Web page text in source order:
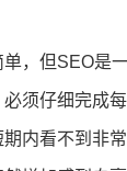
，但SEO是
须仔细完成
内看不到非